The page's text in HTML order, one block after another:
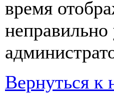
время
неправильно
Вернуться к